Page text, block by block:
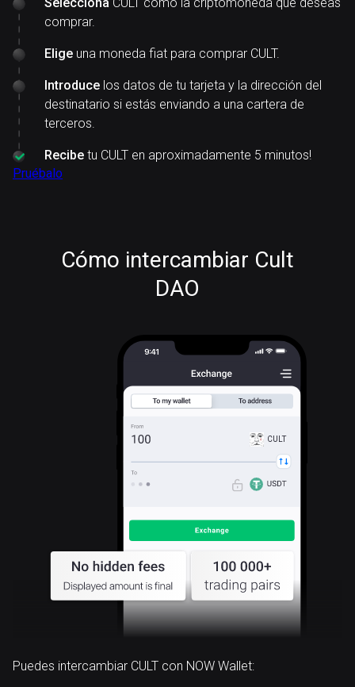
comprar.
Elige una moneda fiat para comprar CULT.
Introduce los datos de tu tarjeta y la dirección del
destinatario si estás enviando a una cartera de
terceros.
Recibe tu CULT en aproximadamente 5 minutos!
Pruébalo
Cómo intercambiar Cult
DAO
CULT
Puedes intercambiar CULT con NOW Wallet: